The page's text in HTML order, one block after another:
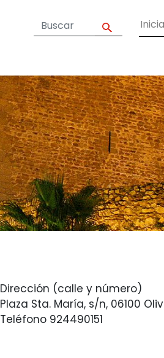
Dirección (calle y número)
Plaza Sta. María, s/n, 06100
Teléfono 924490151